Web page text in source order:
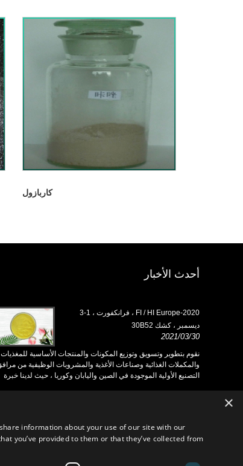
كاربازول
أحدث الأخبار
2020-FI / HI Europe ، فرانكفورت ، 1-3
ديسمبر ، كشك 30B52
2021/03/30
نقوم بتطوير وتسويق وتوزيع المكونات والمنتجات الأساسية للمغذيات
والمكملات الغذائية وصناعات الأغذية والمشروبات الوظيفية من
التصنيع الأولية الموجودة في الصين واليابان وكوريا ، حيث لدينا خبرة
×
information about your use of our site with our
you’ve provided to them or that they’ve collected from